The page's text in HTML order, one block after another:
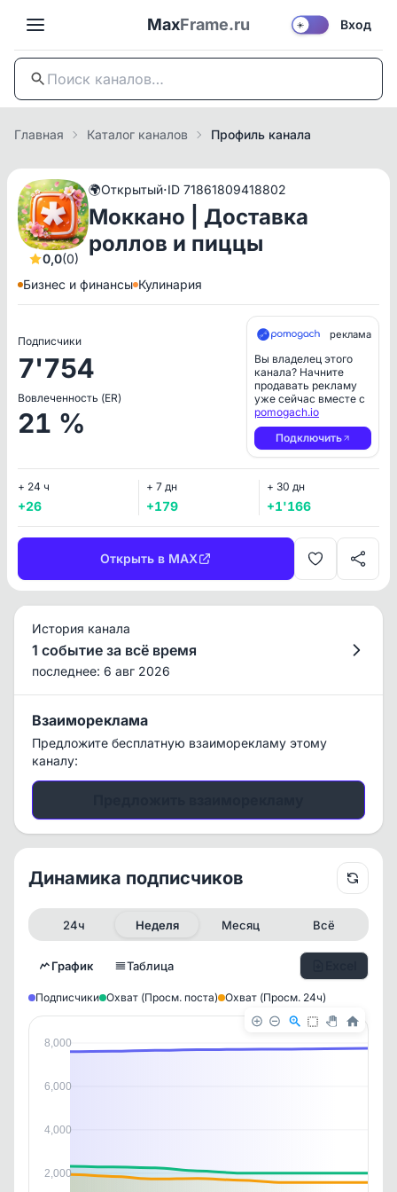
MaxFrame.ru ☀️ Вход
Главная Каталог каналов Профиль канала
0,0(0)
🌍Открытый·ID 71861809418802
Моккано | Доставка
роллов и пиццы
Бизнес и финансы Кулинария
Подписчики
7'754
Вовлеченность (ER)
21 %
реклама
Вы владелец этого
канала? Начните
продавать рекламу
уже сейчас вместе с
pomogach.io
Подключить
+ 24 ч
+26
+ 7 дн
+179
+ 30 дн
+1'166
Открыть в MAX
История канала
1 событие за всё время
последнее: 6 авг 2026
Взаимореклама
Предложите бесплатную взаиморекламу этому
каналу:
История канала
Динамика подписчиков
24ч Неделя Месяц Всё
График Таблица
Подписчики Охват (Просм. поста) Охват (Просм. 24ч)
8,000
6,000
4,000
2,000